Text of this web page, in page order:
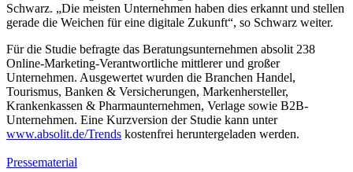
Schwarz. „Die meisten Unternehmen haben dies erkannt und stellen
gerade die Weichen für eine digitale Zukunft“, so Schwarz weiter.
Für die Studie befragte das Beratungsunternehmen absolit 238
Online-Marketing-Verantwortliche mittlerer und großer
Unternehmen. Ausgewertet wurden die Branchen Handel,
Tourismus, Banken & Versicherungen, Markenhersteller,
Krankenkassen & Pharmaunternehmen, Verlage sowie B2B-
Unternehmen. Eine Kurzversion der Studie kann unter
www.absolit.de/Trends kostenfrei heruntergeladen werden.
Pressematerial